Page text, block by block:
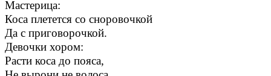
Мастерица:
Коса плетется со сноровочкой
Да с приговорочкой.
Девочки хором:
Расти коса до пояса,